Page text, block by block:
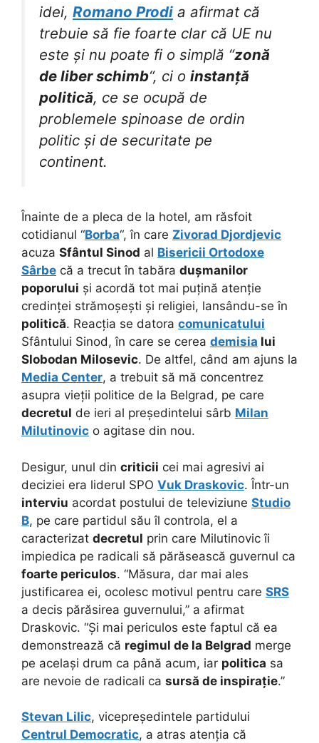
idei, Romano Prodi a afirmat că
trebuie să fie foarte clar că UE nu
este și nu poate fi o simplă “zonă
de liber schimb“, ci o instanță
politică, ce se ocupă de
problemele spinoase de ordin
politic și de securitate pe
continent.
Înainte de a pleca de la hotel, am răsfoit
cotidianul “Borba“, în care Zivorad Djordjevic
acuza Sfântul Sinod al Bisericii Ortodoxe
Sârbe că a trecut în tabăra dușmanilor
poporului și acordă tot mai puțină atenție
credinței strămoșești și religiei, lansându-se în
politică. Reacția se datora comunicatului
Sfântului Sinod, în care se cerea demisia lui
Slobodan Milosevic. De altfel, când am ajuns la
Media Center, a trebuit să mă concentrez
asupra vieții politice de la Belgrad, pe care
decretul de ieri al președintelui sârb Milan
Milutinovic o agitase din nou.
Desigur, unul din criticii cei mai agresivi ai
deciziei era liderul SPO Vuk Draskovic. Într-un
interviu acordat postului de televiziune Studio
B, pe care partidul său îl controla, el a
caracterizat decretul prin care Milutinovic îi
impiedica pe radicali să părăsească guvernul ca
foarte periculos. “Măsura, dar mai ales
justificarea ei, ocolesc motivul pentru care SRS
a decis părăsirea guvernului,” a afirmat
Draskovic. “Și mai periculos este faptul că ea
demonstrează că regimul de la Belgrad merge
pe același drum ca până acum, iar politica sa
are nevoie de radicali ca sursă de inspirație.”
Stevan Lilic, vicepreședintele partidului
Centrul Democratic, a atras atenția că